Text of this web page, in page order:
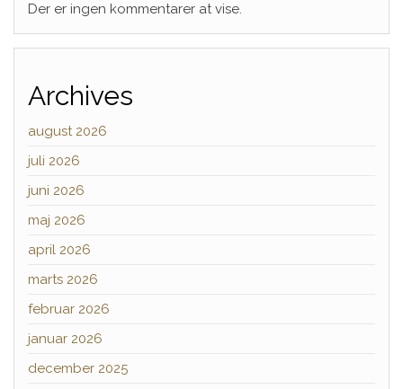
Der er ingen kommentarer at vise.
Archives
august 2026
juli 2026
juni 2026
maj 2026
april 2026
marts 2026
februar 2026
januar 2026
december 2025